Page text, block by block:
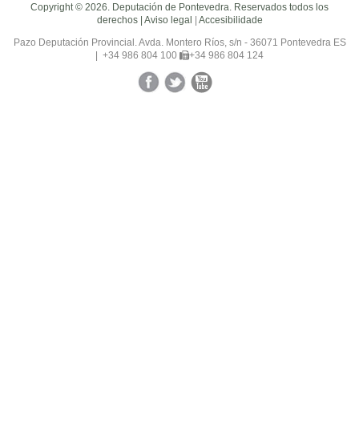
Copyright © 2026. Deputación de Pontevedra. Reservados todos los
derechos | Aviso legal | Accesibilidade
Pazo Deputación Provincial. Avda. Montero Ríos, s/n - 36071 Pontevedra ES
| +34 986 804 100
+34 986 804 124
FacebookTwitterYouTube